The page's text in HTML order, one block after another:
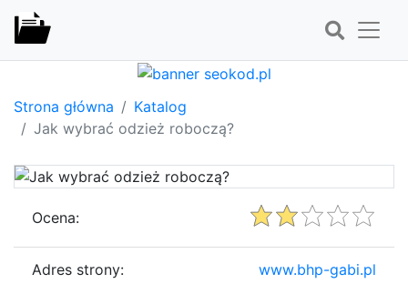
Strona główna
Katalog
Jak wybrać odzież roboczą?
Ocena:
Adres strony: www.bhp-gabi.pl